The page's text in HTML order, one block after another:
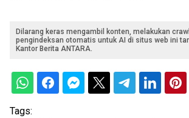
Dilarang keras mengambil konten, melakukan
pengindeksan otomatis untuk AI di situs web ini
Kantor Berita ANTARA.
Tags: